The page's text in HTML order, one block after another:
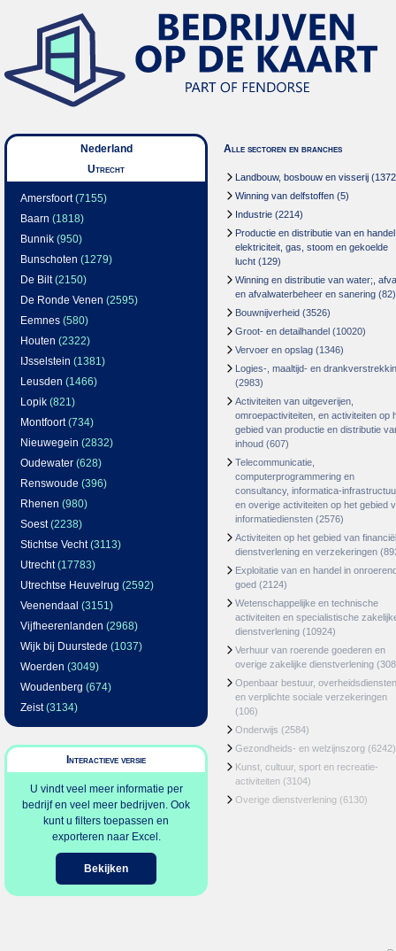
Nederland
Utrecht
Amersfoort(7155)
Baarn (1818)
Bunnik (950)
Bunschoten (1279)
De Bilt(2150)
De Ronde Venen (2595)
Eemnes (580)
Houten (2322)
IJsselstein (1381)
Leusden (1466)
Lopik (821)
Montfoort(734)
Nieuwegein (2832)
Oudewater (628)
Renswoude (396)
Rhenen (980)
Soest(2238)
Stichtse Vecht(3113)
Utrecht(17783)
Utrechtse Heuvelrug (2592)
Veenendaal (3151)
Vijfheerenlanden (2968)
Wijk bij Duurstede (1037)
Woerden (3049)
Woudenberg (674)
Zeist(3134)
Interactieve versie
U vindt veel meer informatie per
bedrijf en veel meer bedrijven. Ook
kunt u filters toepassen en
exporteren naar Excel.
Bekijken
Alle sectoren en branches
Landbouw, bosbouw en visserij
Winning van delfstoffen (5)
Industrie (2214)
Productie en distributie van en
elektriciteit, gas, stoom en gekoelde
lucht (129)
Winning en distributie van water;,
en afvalwaterbeheer en sanering (82)
Bouwnijverheid (3526)
Groot- en detailhandel (10020)
Vervoer en opslag (1346)
Logies-, maaltijd- en
(2983)
Activiteiten van uitgeverijen,
omroepactiviteiten, en activiteiten op
gebied van productie en distributie
inhoud (607)
Telecommunicatie,
computerprogrammering en
consultancy, informatica-
en overige activiteiten op het gebied
informatiediensten (2576)
Activiteiten op het gebied van
dienstverlening en verzekeringen
Exploitatie van en handel in
goed (2124)
Wetenschappelijke en technische
activiteiten en specialistische
dienstverlening (10924)
Verhuur van roerende goederen en
overige zakelijke dienstverlening
Openbaar bestuur, overheidsdiensten
en verplichte sociale verzekeringen
(106)
Onderwijs (2584)
Gezondheids- en welzijnszorg (6242)
Kunst, cultuur, sport en recreatie-
activiteiten (3104)
Overige dienstverlening (6130)